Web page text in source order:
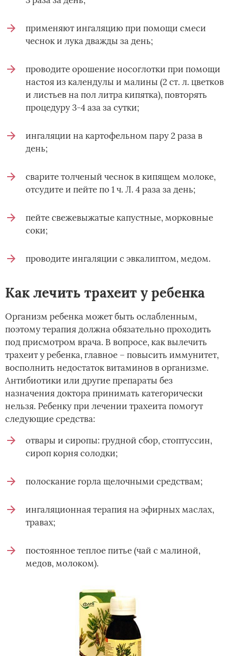
применяют ингаляцию при помощи смеси
чеснок и лука дважды за день;
проводите орошение носоглотки при помощи
настоя из календулы и малины (2 ст. л. цветков
и листьев на пол литра кипятка), повторять
процедуру 3-4 аза за сутки;
ингаляции на картофельном пару 2 раза в
день;
сварите толченый чеснок в кипящем молоке,
отсудите и пейте по 1 ч. Л. 4 раза за день;
пейте свежевыжатые капустные, морковные
соки;
проводите ингаляции с эвкалиптом, медом.
Как лечить трахеит у ребенка
Организм ребенка может быть ослабленным,
поэтому терапия должна обязательно проходить
под присмотром врача. В вопросе, как вылечить
трахеит у ребенка, главное – повысить иммунитет,
восполнить недостаток витаминов в организме.
Антибиотики или другие препараты без
назначения доктора принимать категорически
нельзя. Ребенку при лечении трахеита помогут
следующие средства:
отвары и сиропы: грудной сбор, стоптуссин,
сироп корня солодки;
полоскание горла щелочными средствам;
ингаляционная терапия на эфирных маслах,
травах;
постоянное теплое питье (чай с малиной,
медов, молоком).